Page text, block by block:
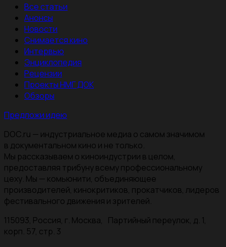
Все статьи
Анонсы
Новости
Снимается кино
Интервью
Энциклопедия
Рецензии
Проекты НМГ ДОК
Обзоры
Предложи идею
DOC.ru — индустриальное медиа о самом значимом
в документальном кино и не только.
Мы рассказываем о киноиндустрии в целом,
предоставляя трибуну всему профессиональному
цеху. Мы — комьюнити, объединяющее
производителей, кинокритиков, прокатчиков, лидеров
фестивального движения и зрителей.
115093, Россия, г. Москва, Партийный переулок, д. 1,
корп. 57, стр. 3